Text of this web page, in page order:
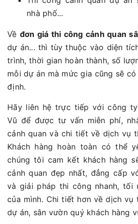
nhà phố...
Về đơn giá thi công cảnh quan
dự án... thì tùy thuộc vào diện
trình, thời gian hoàn thành, số
mỗi dự án mà mức gia cũng sẽ
định.
Hãy liên hệ trực tiếp với công
Vũ để được tư vấn miễn phí,
cảnh quan và chi tiết về dịch vụ
Khách hàng hoàn toàn có thể
chúng tôi cam kết khách hàng
cảnh quan đẹp nhất, đẳng cấp
và giải pháp thi công nhanh, tối
của mình. Chi tiết hơn về dịch vụ
dự án, sân vườn quý khách hàng